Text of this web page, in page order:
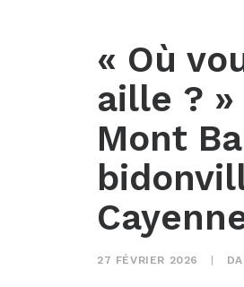
« Où
aille ?
Mont
27 FÉVRIER 2026